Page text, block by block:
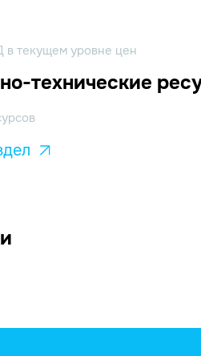
текущем уровне цен
технические